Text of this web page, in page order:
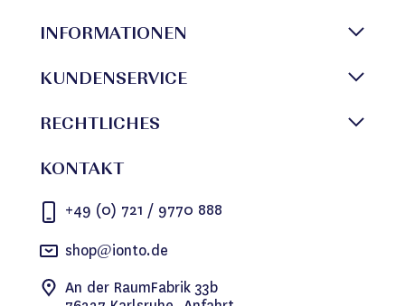
INFORMATIONEN
KUNDENSERVICE
RECHTLICHES
KONTAKT
+49 (0) 721 / 9770 888
shop@ionto.de
An der RaumFabrik 33b